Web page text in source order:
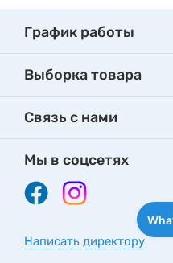
График работы
Выборка товара
Связь с нами
Мы в соцсетях
Написать директору